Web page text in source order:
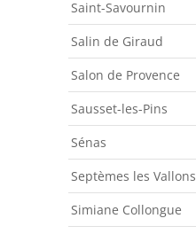
Saint-Savournin
Salin de Giraud
Salon de Provence
Sausset-les-Pins
Sénas
Septèmes les Vallons
Simiane Collongue